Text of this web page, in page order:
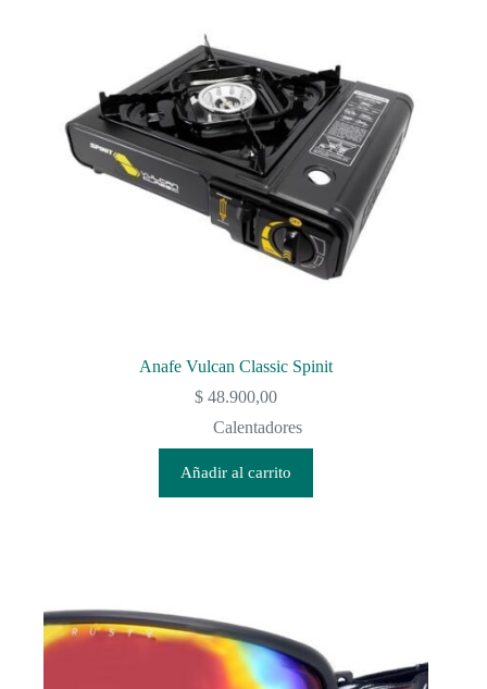
Anafe Vulcan Classic Spinit
$ 48.900,00
Calentadores
Añadir al carrito